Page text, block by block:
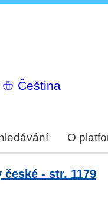
O
- str. 1179